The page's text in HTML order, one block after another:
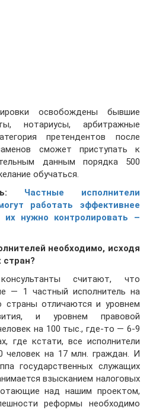
освобождены бывшие
нотариусы, арбитражные
претендентов после
сможет приступать к
данным порядка 500
обучаться.
Частные исполнители
работать эффективнее
их нужно контролировать –
необходимо, исходя
стран?
считают, что
— 1 частный исполнитель на
страны отличаются и уровнем
и уровнем правовой
на 100 тыс., где-то — 6-9
где кстати, все исполнители
человек на 17 млн. граждан. И
государственных служащих
взысканием налоговых
над нашим проектом,
реформы необходимо